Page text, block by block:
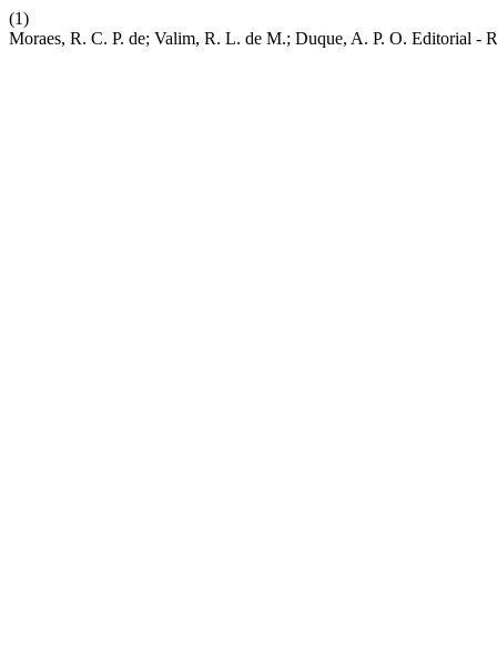
(1)
Moraes, R. C. P. de; Valim, R. L. de M.; Duque, A. P. O. Editorial -